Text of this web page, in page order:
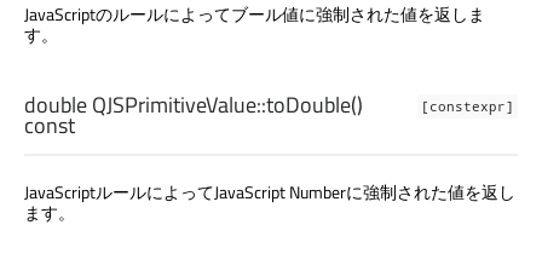
JavaScriptのルールによってブール値に強制された値を返しま
す。
[constexpr]
doubleQJSPrimitiveValue::toDouble()
const
JavaScriptルールによってJavaScript Numberに強制された値を返し
ます。